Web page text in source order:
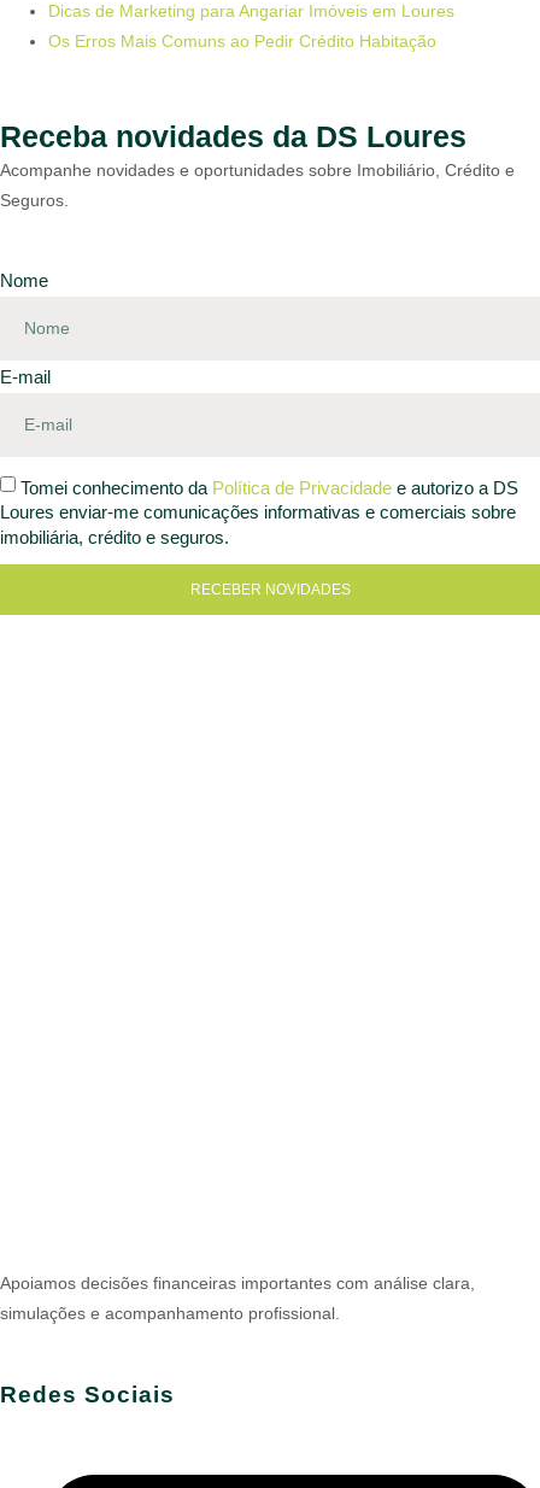
Dicas de Marketing para Angariar Imóveis em Loures
Os Erros Mais Comuns ao Pedir Crédito Habitação
Receba novidades da DS Loures
Acompanhe novidades e oportunidades sobre Imobiliário, Crédito e
Seguros.
Nome
E-mail
Tomei conhecimento da Política de Privacidade e autorizo a DS
Loures enviar-me comunicações informativas e comerciais sobre
imobiliária, crédito e seguros.
RECEBER NOVIDADES
Apoiamos decisões financeiras importantes com análise clara,
simulações e acompanhamento profissional.
Redes Sociais